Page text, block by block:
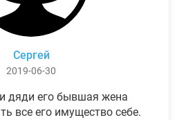
Сергей
2019-06-30
дяди его бывшая жена
все его имущество себе.